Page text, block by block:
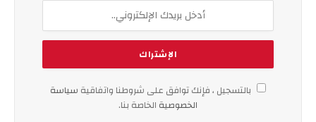
بالتسجيل ، فإنك توافق على شروطنا واتفاقية سياسة
الخصوصية الخاصة بنا.